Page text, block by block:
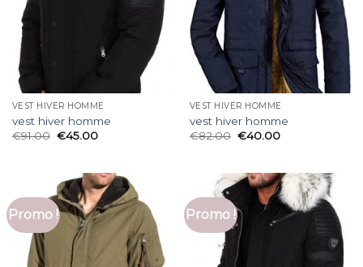
VEST HIVER HOMME
vest hiver homme
€91.00 €45.00
VEST HIVER HOMME
vest hiver homme
€82.00 €40.00
Promo ! Promo !